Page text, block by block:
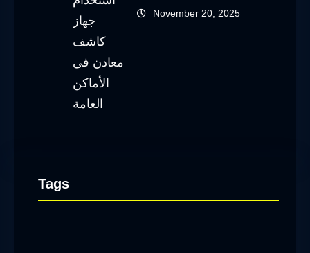
November 20, 2025
Tags